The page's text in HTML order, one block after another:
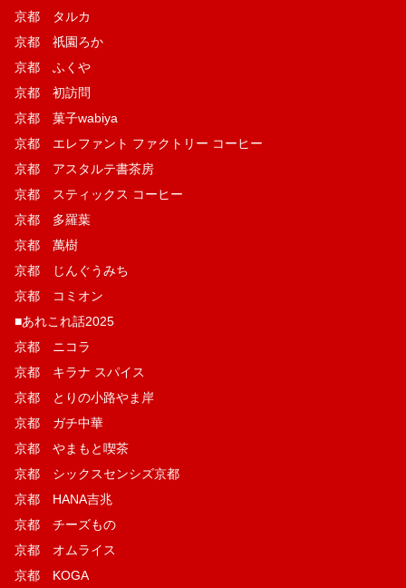
京都 タルカ
京都 祇園ろか
京都 ふくや
京都 初訪問
京都 菓子wabiya
京都 エレファント ファクトリー コーヒー
京都 アスタルテ書茶房
京都 スティックス コーヒー
京都 多羅葉
京都 萬樹
京都 じんぐうみち
京都 コミオン
■あれこれ話2025
京都 ニコラ
京都 キラナ スパイス
京都 とりの小路やま岸
京都 ガチ中華
京都 やまもと喫茶
京都 シックスセンシズ京都
京都 HANA吉兆
京都 チーズもの
京都 オムライス
京都 KOGA